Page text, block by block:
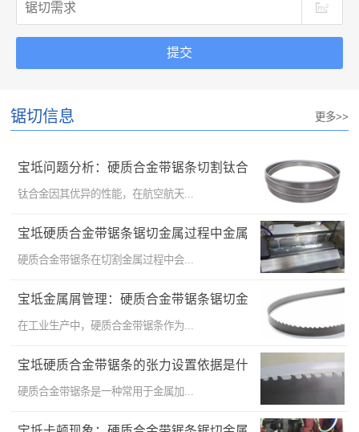
提交
更多>>
锯切信息
宝坻问题分析：硬质合金带锯条切割钛合
金的精细化操作
钛合金因其优异的性能，在航空航天...
宝坻硬质合金带锯条锯切金属过程中金属
屑的生成及其处理方法
硬质合金带锯条在切割金属过程中会...
宝坻金属屑管理：硬质合金带锯条锯切金
属的卫生问题
在工业生产中，硬质合金带锯条作为...
宝坻硬质合金带锯条的张力设置依据是什
么？
硬质合金带锯条是一种常用于金属加...